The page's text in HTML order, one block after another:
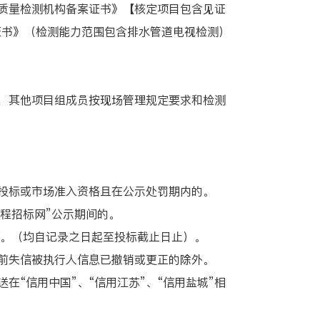
检测机构备案证书》【核定项目包含见证
（检测能力范围包含排水管道电视检测）
他项目组成员按现场管理规定要求和检测
或市场准入资格且在公示处罚期内的。
标网”公示期间的。
均自记录之日起至投标截止日止）。
信被执行人信息已撤销或更正的除外。
“信用中国”、“信用江苏”、“信用盐城”相